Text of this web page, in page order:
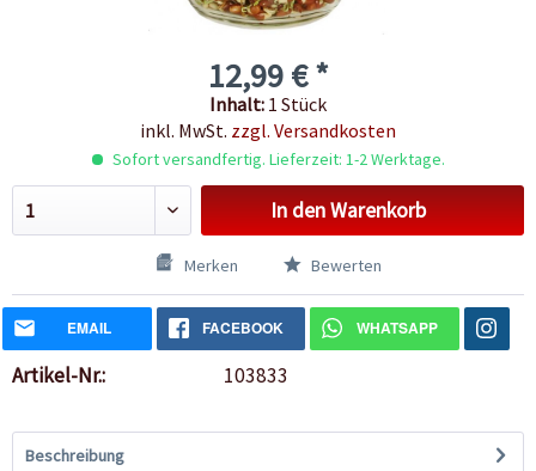
12,99 € *
Inhalt: 1 Stück
inkl. MwSt. zzgl. Versandkosten
Sofort versandfertig. Lieferzeit: 1-2 Werktage.
In denWarenkorb
Merken Bewerten
EMAIL FACEBOOK WHATSAPP
Artikel-Nr.: 103833
Beschreibung